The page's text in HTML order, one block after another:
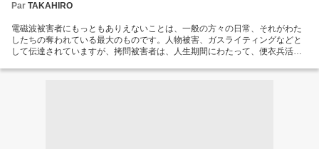
Par TAKAHIRO
電磁波被害者にもっともありえないことは、一般の方々の日常、それがわた
したちの奪われている最大のものです。人物被害、ガスライティングなどと
して伝達されていますが、拷問被害者は、人生期間にわたって、便衣兵活動
め、昔なら村八無にいていますが、社会的に全面的な排斥を受けどうにも対